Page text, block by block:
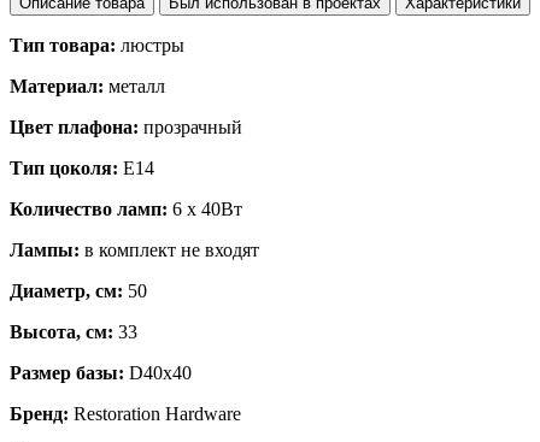
Тип товара: люстры
Материал: металл
Цвет плафона: прозрачный
Тип цоколя: E14
Количество ламп: 6 x 40Вт
Лампы: в комплект не входят
Диаметр, см: 50
Высота, см: 33
Размер базы: D40x40
Бренд: Restoration Hardware